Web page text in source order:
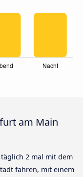
am Main
2 mal mit dem
fahren, mit einem